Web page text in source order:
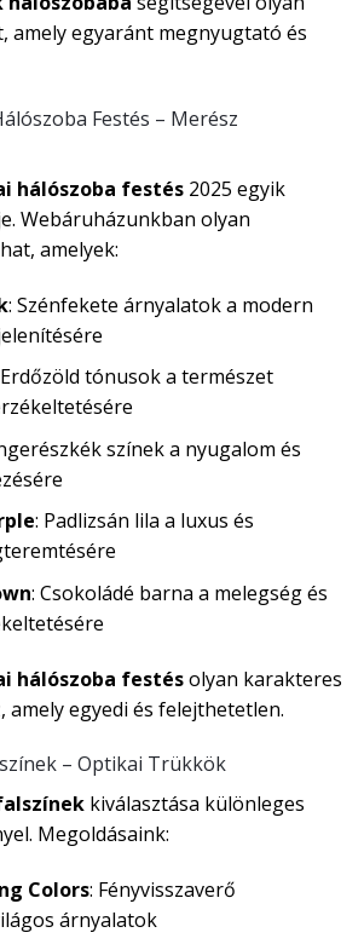
amely egyaránt megnyugtató és
Festés – Merész
hálószoba festés 2025 egyik
Webáruházunkban olyan
amelyek:
: Szénfekete árnyalatok a modern
tónusok a természet
színek a nyugalom és
: Padlizsán lila a luxus és
: Csokoládé barna a melegség és
hálószoba festésolyan karakteres
amely egyedi és felejthetetlen.
– Optikai Trükkök
kiválasztása különleges
Megoldásaink:
Colors: Fényvisszaverő
árnyalatok